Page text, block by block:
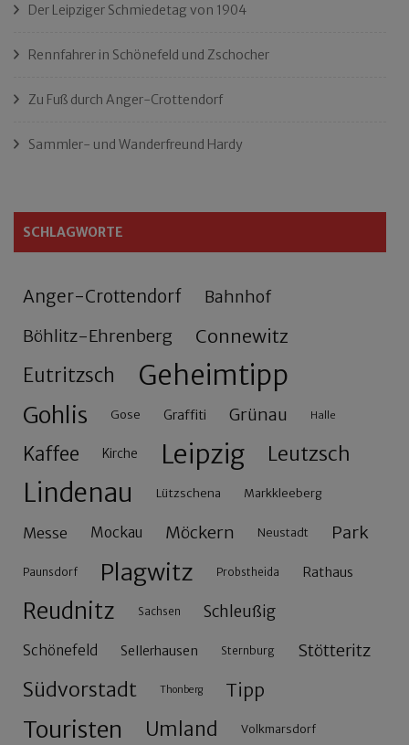
Der Leipziger Schmiedetag von 1904
Rennfahrer in Schönefeld und Zschocher
Zu Fuß durch Anger-Crottendorf
Sammler- und Wanderfreund Hardy
SCHLAGWORTE
Anger-Crottendorf Bahnhof
Böhlitz-Ehrenberg Connewitz
Eutritzsch Geheimtipp
Gohlis Gose Graffiti Grünau Halle
Kaffee Kirche Leipzig Leutzsch
Lindenau Lützschena Markkleeberg
Messe Mockau Möckern Neustadt Park
Paunsdorf Plagwitz Probstheida Rathaus
Reudnitz Sachsen Schleußig
Schönefeld Sellerhausen Sternburg Stötteritz
Südvorstadt Thonberg Tipp
Touristen Umland Volkmarsdorf